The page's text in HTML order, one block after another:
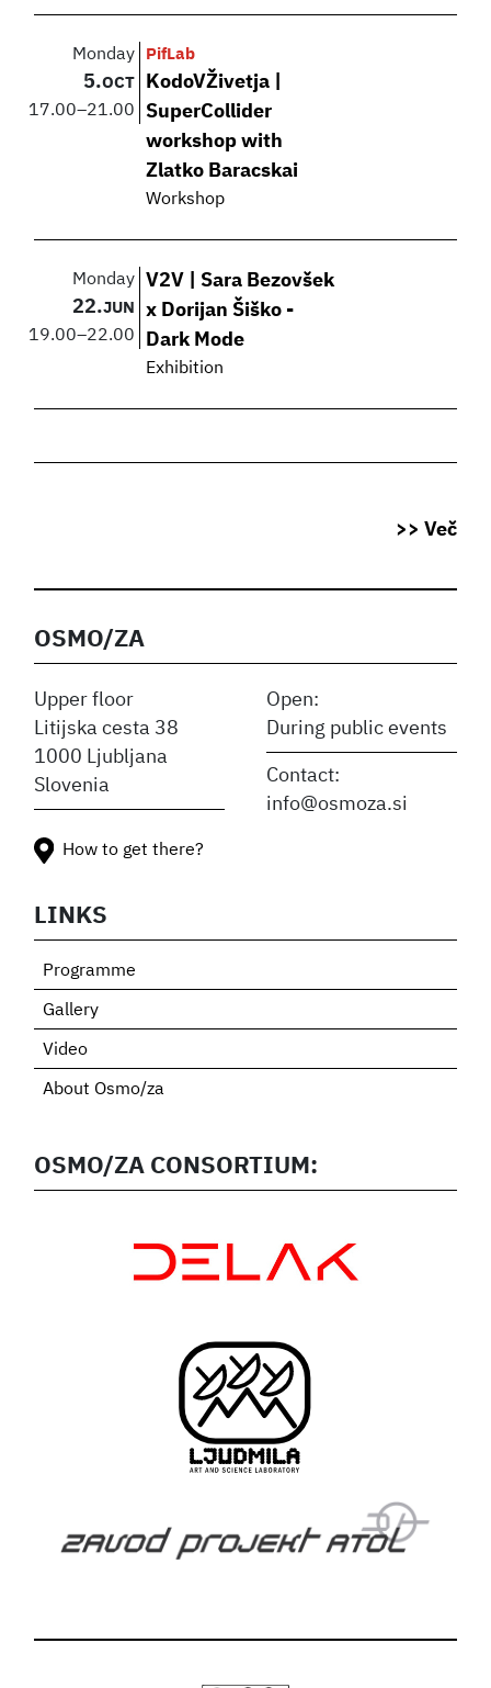
Monday
5.OCT
17.00–21.00
PifLab
KodoVŽivetja |
SuperCollider
workshop with
Zlatko Baracskai
Workshop
Monday
22.JUN
19.00–22.00
V2V | Sara Bezovšek
x Dorijan Šiško -
Dark Mode
Exhibition
>> Več
OSMO/ZA
Upper floor
Litijska cesta 38
1000 Ljubljana
Slovenia
Open:
During public events
Contact:
info@osmoza.si
LINKS
Programme
Gallery
Video
About Osmo/za
OSMO/ZA CONSORTIUM:
How to get there?